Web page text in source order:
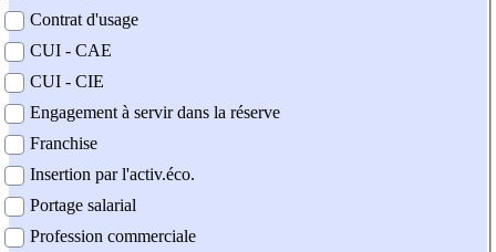
Contrat d'usage
CUI - CAE
CUI - CIE
Engagement à servir dans la réserve
Franchise
Insertion par l'activ.éco.
Portage salarial
Profession commerciale